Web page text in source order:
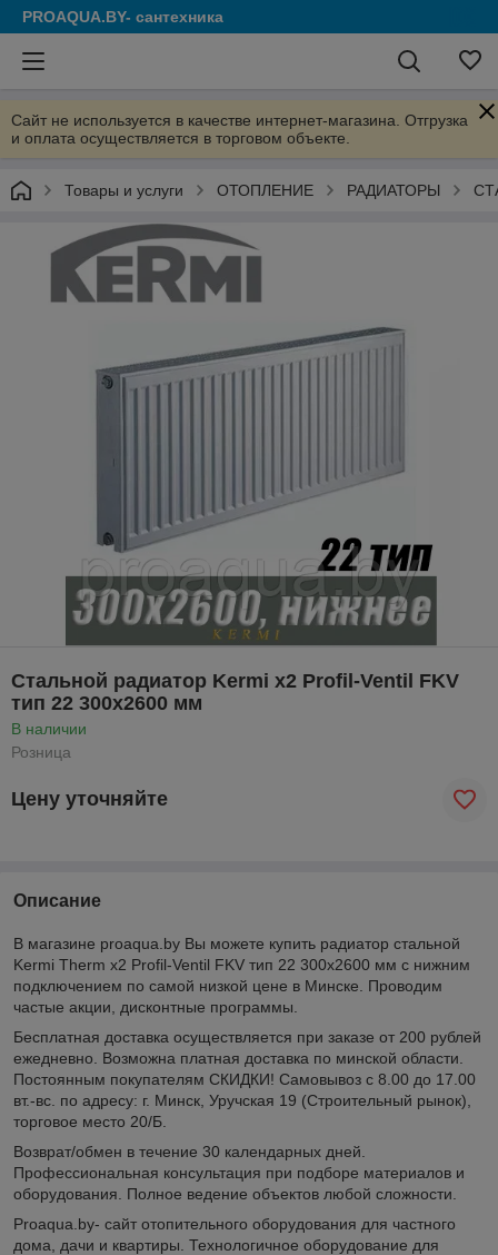
PROAQUA.BY- сантехника
Сайт не используется в качестве интернет-магазина. Отгрузка
и оплата осуществляется в торговом объекте.
Товары и услуги ОТОПЛЕНИЕ РАДИАТОРЫ
Стальной радиатор Kermi x2 Profil-Ventil FKV
тип 22 300x2600 мм
В наличии
Розница
Цену уточняйте
Описание
В магазине proaqua.by Вы можете купить радиатор стальной
Kermi Therm x2 Profil-Ventil FKV тип 22 300x2600 мм с нижним
подключением по самой низкой цене в Минске. Проводим
частые акции, дисконтные программы.
Бесплатная доставка осуществляется при заказе от 200 рублей
ежедневно. Возможна платная доставка по минской области.
Постоянным покупателям СКИДКИ! Самовывоз с 8.00 до 17.00
вт.-вс. по адресу: г. Минск, Уручская 19 (Строительный рынок),
торговое место 20/Б.
Возврат/обмен в течение 30 календарных дней.
Профессиональная консультация при подборе материалов и
оборудования. Полное ведение объектов любой сложности.
Proaqua.by- сайт отопительного оборудования для частного
дома, дачи и квартиры. Технологичное оборудование для